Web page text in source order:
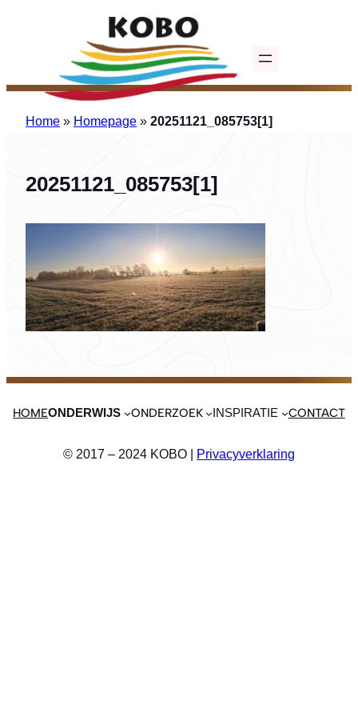
Home » Homepage » 20251121_085753[1]
20251121_085753[1]
HOMEONDERWIJS ONDERZOEK INSPIRATIE CONTACT
© 2017 – 2024 KOBO | Privacyverklaring